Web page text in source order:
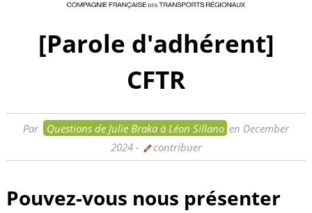
[Parole d'adhérent]
CFTR
Par Questions de Julie Braka à Léon Sillano en December
2024- contribuer
Pouvez-vous nous présenter